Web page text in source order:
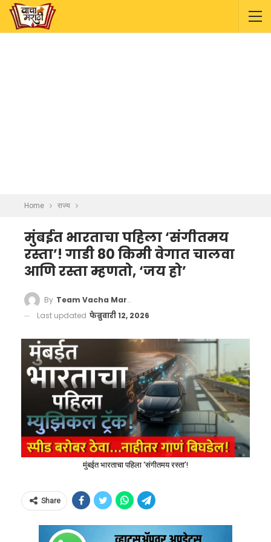
Home राज्य
मुंबईत भारताचा पहिला ‘संगीतमय
रस्ता’! गाडी 80 किमी वेगात चालवा
आणि रस्ता म्हणतो, ‘जय हो’
By Team Vacha Marathi
Last updated फेब्रुवारी 12, 2026
मुंबईत भारताचा पहिला ‘संगीतमय रस्ता’!
Share